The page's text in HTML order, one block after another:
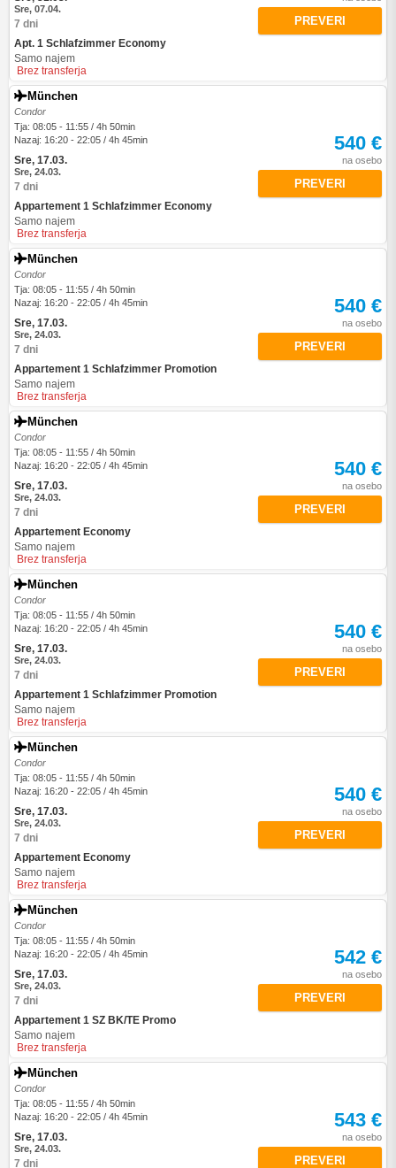
Sre, 07.04.
7 dni
Apt. 1 Schlafzimmer Economy
Samo najem
Brez transferja
PREVERI
München
Condor
Tja: 08:05 - 11:55 / 4h 50min
Nazaj: 16:20 - 22:05 / 4h 45min
Sre, 17.03.
Sre, 24.03.
7 dni
Appartement 1 Schlafzimmer Economy
Samo najem
Brez transferja
540 €
na osebo
PREVERI
München
Condor
Tja: 08:05 - 11:55 / 4h 50min
Nazaj: 16:20 - 22:05 / 4h 45min
Sre, 17.03.
Sre, 24.03.
7 dni
Appartement 1 Schlafzimmer Promotion
Samo najem
Brez transferja
540 €
na osebo
PREVERI
München
Condor
Tja: 08:05 - 11:55 / 4h 50min
Nazaj: 16:20 - 22:05 / 4h 45min
Sre, 17.03.
Sre, 24.03.
7 dni
Appartement Economy
Samo najem
Brez transferja
540 €
na osebo
PREVERI
München
Condor
Tja: 08:05 - 11:55 / 4h 50min
Nazaj: 16:20 - 22:05 / 4h 45min
Sre, 17.03.
Sre, 24.03.
7 dni
Appartement 1 Schlafzimmer Promotion
Samo najem
Brez transferja
540 €
na osebo
PREVERI
München
Condor
Tja: 08:05 - 11:55 / 4h 50min
Nazaj: 16:20 - 22:05 / 4h 45min
Sre, 17.03.
Sre, 24.03.
7 dni
Appartement Economy
Samo najem
Brez transferja
540 €
na osebo
PREVERI
München
Condor
Tja: 08:05 - 11:55 / 4h 50min
Nazaj: 16:20 - 22:05 / 4h 45min
Sre, 17.03.
Sre, 24.03.
7 dni
Appartement 1 SZ BK/TE Promo
Samo najem
Brez transferja
542 €
na osebo
PREVERI
München
Condor
Tja: 08:05 - 11:55 / 4h 50min
Nazaj: 16:20 - 22:05 / 4h 45min
Sre, 17.03.
Sre, 24.03.
7 dni
543 €
na osebo
PREVERI